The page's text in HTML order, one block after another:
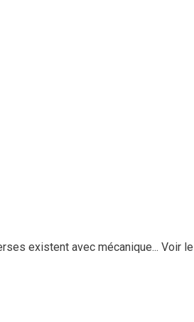
existent avec mécanique... Voir